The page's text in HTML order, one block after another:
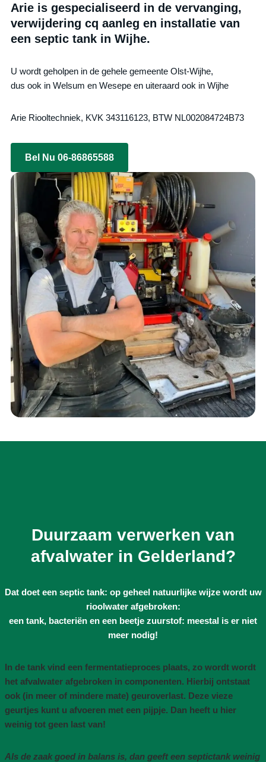
Arie is gespecialiseerd in de vervanging,
verwijdering cq aanleg en installatie van
een septic tank in Wijhe.
U wordt geholpen in de gehele gemeente Olst-Wijhe,
dus ook in Welsum en Wesepe en uiteraard ook in Wijhe
Arie Riooltechniek, KVK 343116123, BTW NL002084724B73
Bel Nu 06-86865588
Duurzaam verwerken van
afvalwater in Gelderland?
Dat doet een septic tank: op geheel natuurlijke wijze wordt uw
rioolwater afgebroken:
een tank, bacteriën en een beetje zuurstof: meestal is er niet
meer nodig!
In de tank vind een fermentatieproces plaats, zo wordt wordt
het afvalwater afgebroken in componenten. Hierbij ontstaat
ook (in meer of mindere mate) geuroverlast. Deze vieze
geurtjes kunt u afvoeren met een pijpje. Dan heeft u hier
weinig tot geen last van!
Als de zaak goed in balans is, dan geeft een septictank weinig